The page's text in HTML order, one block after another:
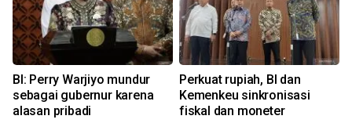
BI: Perry Warjiyo mundur
sebagai gubernur karena
alasan pribadi
Perkuat rupiah, BI dan
Kemenkeu sinkronisasi
fiskal dan moneter